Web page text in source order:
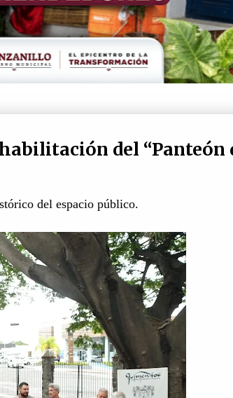
del “Panteón
del espacio público.